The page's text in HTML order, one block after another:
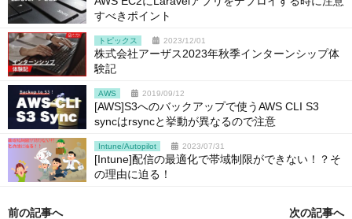
すべきポイント
トピックス 2023/12/01
株式会社アーザス2023年秋季インターンシップ体
験記
AWS 2019/09/12
[AWS]S3へのバックアップで使うAWS CLI S3
syncはrsyncと挙動が異なるので注意
Intune/Autopilot 2023/07/31
[Intune]配信の最適化で帯域制限ができない！？そ
の理由に迫る！
前の記事へ
次の記事へ